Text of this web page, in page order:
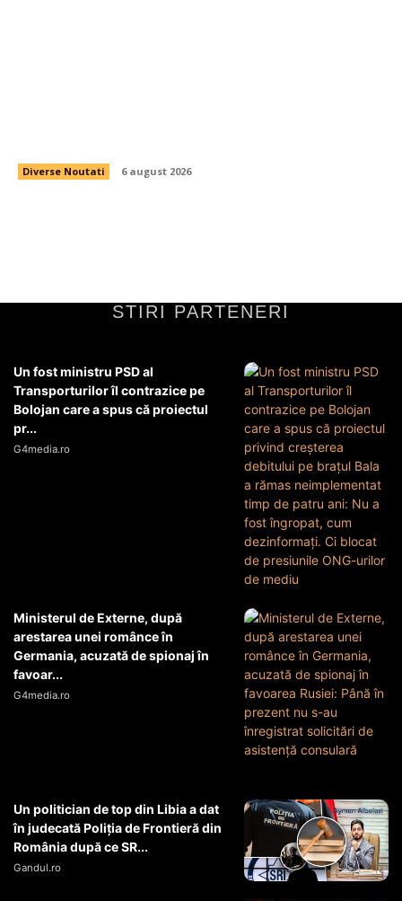
Diverse Noutati 6 august 2026
STIRI PARTENERI
Un fost ministru PSD al
Transporturilor îl contrazice pe
Bolojan care a spus că proiectul
pr...
G4media.ro
Ministerul de Externe, după
arestarea unei românce în
Germania, acuzată de spionaj în
favoar...
G4media.ro
Un politician de top din Libia a dat
în judecată Poliția de Frontieră din
România după ce SR...
Gandul.ro